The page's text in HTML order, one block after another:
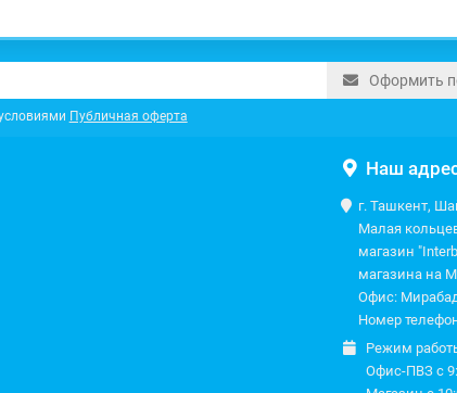
Оформить
Публичная оферта
Наш
г. Ташкент,
Малая
магазин
магазина на
Офис:
Номер
Режим
Офис-ПВЗ с